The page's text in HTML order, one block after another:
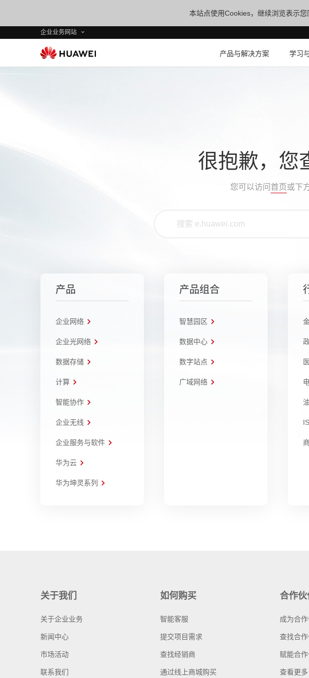
本站点使用Cookies，继续浏览表示您
企业业务网站
产品与解决方案 学习
很抱歉，您
您可以访问 首页或下
产品
企业网络
企业光网络
数据存储
计算
智能协作
企业无线
企业服务与软件
华为云
华为坤灵系列
产品组合
智慧园区
数据中心
数字站点
广域网络
关于我们
关于企业业务
新闻中心
市场活动
联系我们
如何购买
智能客服
提交项目需求
查找经销商
通过线上商城购买
合作伙
成为合
查找合
赋能合
查看更多